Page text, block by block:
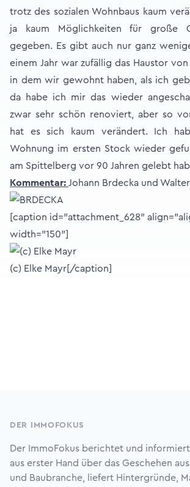
trotz des sozialen Wohnbaus kaum
ja kaum Möglichkeiten für große
gegeben. Es gibt auch nur ganz
einem Jahr war zufällig das Haustor von
in dem wir gewohnt haben, als ich
da habe ich mir das wieder
zwar sehr schön renoviert, aber so
hat es sich kaum verändert. Ich
Wohnung im ersten Stock wieder
am Spittelberg vor 90 Jahren gelebt
Kommentar: Johann Brdecka und
[caption id="attachment_628"
width="150"]
(c) Elke Mayr[/caption]
DER IMMOFOKUS
Der ImmoFokus berichtet und
aus erster Hand über das Geschehen
und Baubranche, liefert Hintergründe,